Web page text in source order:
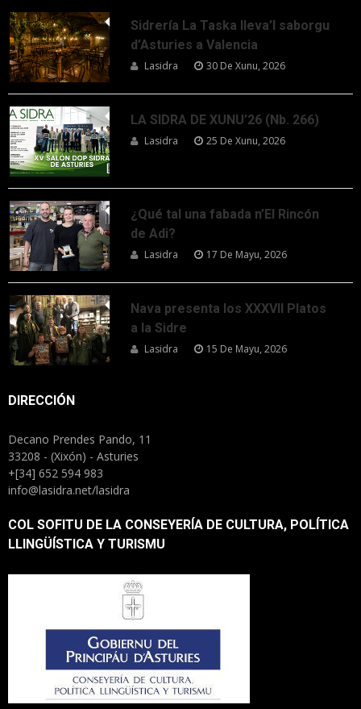
Sidrería La Taska lleva’l saborgu
d’Asturies a Valencia
Lasidra 30 De Xunu, 2026
LA SIDRA DE XUNU’26 (Nb. 266)
Lasidra 25 De Xunu, 2026
¿Qué tal una fabada n’El Rincón
de Adi?
Lasidra 17 De Mayu, 2026
Nava presenta los XXXVII Platos
a la Sidre
Lasidra 15 De Mayu, 2026
DIRECCIÓN
Decano Prendes Pando, 11
33208 - (Xixón) - Asturies
+[34] 652 594 983
info@lasidra.net/lasidra
COL SOFITU DE LA CONSEYERÍA DE CULTURA, POLÍTICA
LLINGÜÍSTICA Y TURISMU